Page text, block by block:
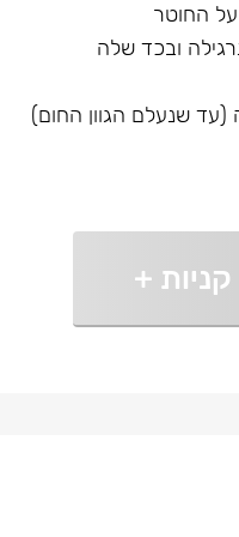
ובכד שלה
שנעלם הגוון החום)
+